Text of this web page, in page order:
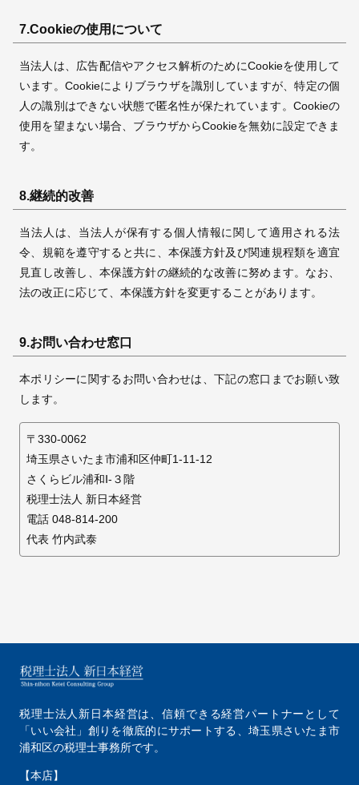
7.Cookieの使用について
当法人は、広告配信やアクセス解析のためにCookieを使用して
います。 Cookieによりブラウザを識別していますが、特定の個
人の識別はできない状態で匿名性が保たれています。 Cookieの
使用を望まない場合、ブラウザからCookieを無効に設定できま
す。
8.継続的改善
当法人は、当法人が保有する個人情報に関して適用される法
令、規範を遵守すると共に、本保護方針及び関連規程類を適宜
見直し改善し、本保護方針の継続的な改善に努めます。 なお、
法の改正に応じて、本保護方針を変更することがあります。
9.お問い合わせ窓口
本ポリシーに関するお問い合わせは、下記の窓口までお願い致
します。
〒330-0062
埼玉県さいたま市浦和区仲町1-11-12
さくらビル浦和Ⅰ-３階
税理士法人 新日本経営
電話 048-814-200
代表 竹内武泰
税理士法人新日本経営は、信頼できる経営パートナーとして
「いい会社」創りを徹底的にサポートする、 埼玉県さいたま市
浦和区の税理士事務所です。
【本店】